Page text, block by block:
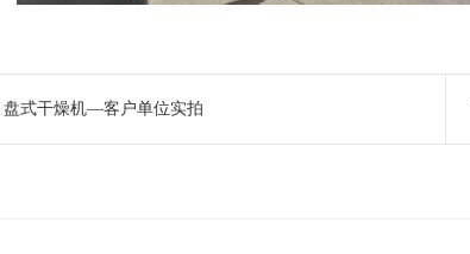
盘式干燥机—客户单位实拍